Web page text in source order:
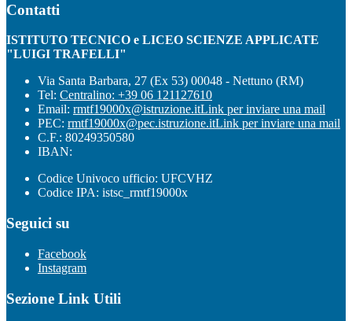
Contatti
ISTITUTO TECNICO e LICEO SCIENZE APPLICATE
"LUIGI TRAFELLI"
Via Santa Barbara, 27 (Ex 53) 00048 - Nettuno (RM)
Tel: Centralino: +39 06 121127610
Email: rmtf19000x@istruzione.itLink per inviare una mail
PEC: rmtf19000x@pec.istruzione.itLink per inviare una mail
C.F.: 80249350580
IBAN:
Codice Univoco ufficio: UFCVHZ
Codice IPA: istsc_rmtf19000x
Seguici su
Facebook
Instagram
Sezione Link Utili